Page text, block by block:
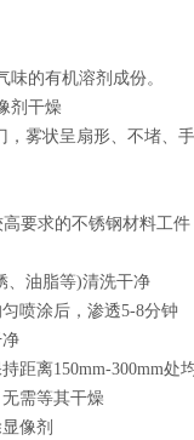
的有机溶剂成份。
剂干燥
，雾状呈扇形、不堵、
要求的不锈钢材料工件
、油脂等)清洗干净
喷涂后，渗透5-8分钟
距离150mm-300mm处
需等其干燥
像剂